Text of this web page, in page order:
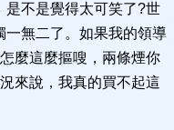
是不是覺得太可笑了?世
一無二了。如果我的領導
麼這麼摳嗖，兩條煙你
來說，我真的買不起這